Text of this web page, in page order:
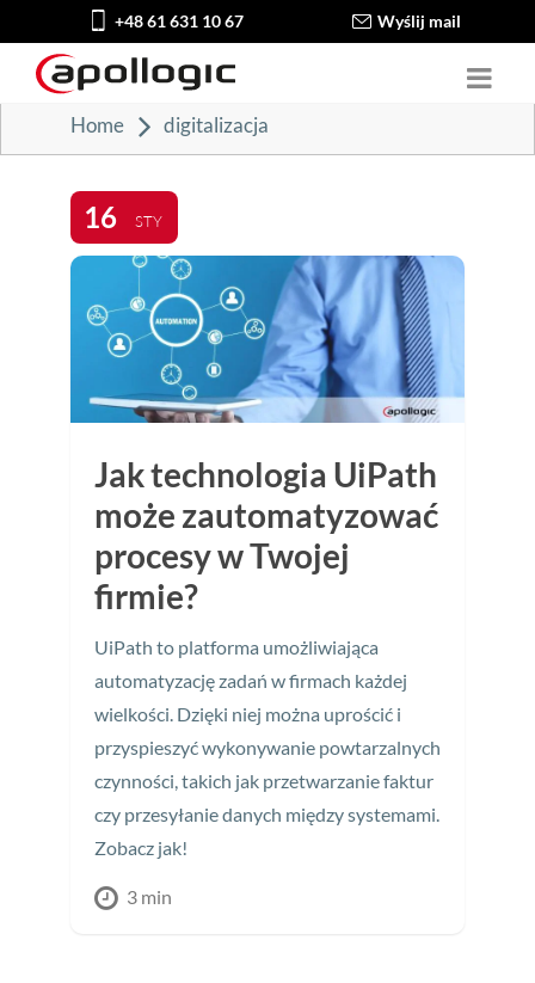
+48 61 631 10 67 Wyślij mail
Home digitalizacja
16 STY
Jak technologia UiPath
może zautomatyzować
procesy w Twojej
firmie?
UiPath to platforma umożliwiająca
automatyzację zadań w firmach każdej
wielkości. Dzięki niej można uprościć i
przyspieszyć wykonywanie powtarzalnych
czynności, takich jak przetwarzanie faktur
czy przesyłanie danych między systemami.
Zobacz jak!
3 min